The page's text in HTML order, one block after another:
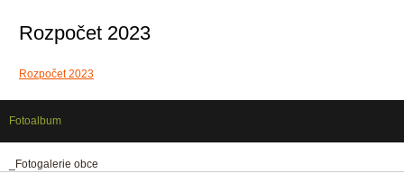
Rozpočet 2023
Rozpočet 2023
Fotoalbum
_Fotogalerie obce